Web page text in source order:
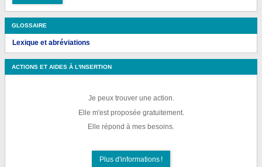
REVENU DE SOLIDARITÉ ACTIVE (RSA)
GLOSSAIRE
Lexique et abréviations
ACTIONS ET AIDES À L'INSERTION
Je peux trouver une action.
Elle m'est proposée gratuitement.
Elle répond à mes besoins.
Plus d'informations !